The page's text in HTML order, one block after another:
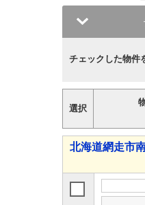
チェックした物件
選択
北海道網走市